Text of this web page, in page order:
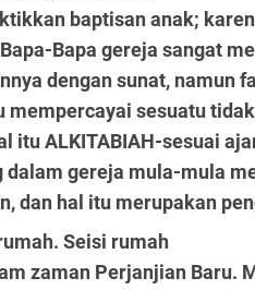
baptisan anak;
Bapa gereja sangat
dengan sunat, namun
mempercayai sesuatu
itu ALKITABIAH-sesuai
dalam gereja mula-mula
dan hal itu merupakan
Seisi rumah
zaman Perjanjian Baru.